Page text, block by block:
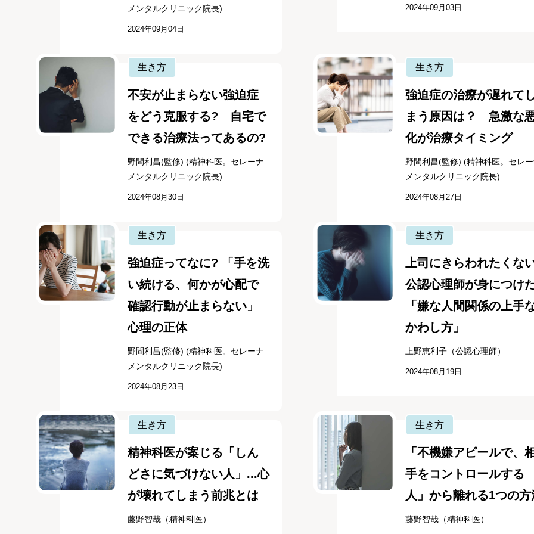
メンタルクリニック院長)
2024年09月04日
2024年09月03日
生き方
不安が止まらない強迫症
をどう克服する? 自宅で
できる治療法ってあるの?
野間利昌(監修) (精神科医。セレーナ
メンタルクリニック院長)
2024年08月30日
生き方
強迫症の治療が遅れて
まう原因は？ 急激な
化が治療タイミング
野間利昌(監修) (精神科医。セレ
メンタルクリニック院長)
2024年08月27日
生き方
強迫症ってなに? 「手を洗
い続ける、何かが心配で
確認行動が止まらない」
心理の正体
野間利昌(監修) (精神科医。セレーナ
メンタルクリニック院長)
2024年08月23日
生き方
上司にきらわれたくな
公認心理師が身につけ
「嫌な人間関係の上手
かわし方」
上野恵利子（公認心理師）
2024年08月19日
生き方
精神科医が案じる「しん
どさに気づけない人」...心
が壊れてしまう前兆とは
藤野智哉（精神科医）
生き方
「不機嫌アピールで、相
手をコントロールする
人」から離れる1つの方
藤野智哉（精神科医）